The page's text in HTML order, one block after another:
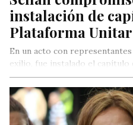
instalación de
Plataforma
En un acto con
exilio, fue instalado el capítulo